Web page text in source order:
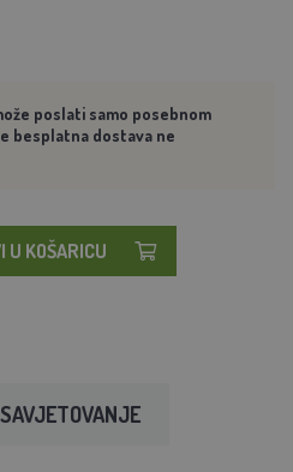
poslati samo posebnom
besplatna dostava ne
U KOŠARICU
SAVJETOVANJE